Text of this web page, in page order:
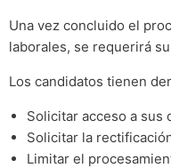
Una vez concluido el
laborales, se requerirá
Los candidatos tienen
Solicitar acceso a sus
Solicitar la
Limitar el